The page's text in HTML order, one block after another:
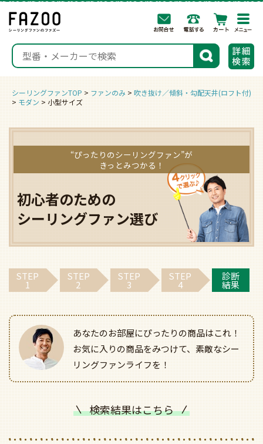
検索
シーリングファンTOP ファンのみ
吹き抜け／傾斜・勾配天井(ロフト付)
モダン
小型サイズ
“ぴったりのシーリングファン”が
きっとみつかる！
初心者のための
シーリングファン選び
STEP
1
STEP
2
STEP
3
STEP
4
診断
結果
あなたのお部屋にぴったりの商品はこれ！
お気に入りの商品をみつけて、素敵なシー
リングファンライフを！
検索結果はこちら